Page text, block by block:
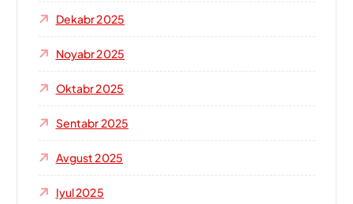
Dekabr 2025
Noyabr 2025
Oktabr 2025
Sentabr 2025
Avgust 2025
Iyul 2025